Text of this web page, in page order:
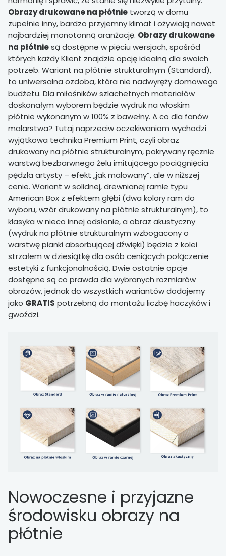
Obrazy drukowane na płótnie tworzą w domu
zupełnie inny, bardzo przyjemny klimat i ożywiają nawet
najbardziej monotonną aranżację. Obrazy drukowane
na płótniesą dostępne w pięciu wersjach, spośród
których każdy Klient znajdzie opcję idealną dla swoich
potrzeb. Wariant na płótnie strukturalnym (Standard),
to uniwersalna ozdoba, która nie nadwyręży domowego
budżetu. Dla miłośników szlachetnych materiałów
doskonałym wyborem będzie wydruk na włoskim
płótnie wykonanym w 100% z bawełny. A co dla fanów
malarstwa? Tutaj naprzeciw oczekiwaniom wychodzi
wyjątkowa technika Premium Print, czyli obraz
drukowany na płótnie strukturalnym, pokrywany ręcznie
warstwą bezbarwnego żelu imitującego pociągnięcia
pędzla artysty – efekt „jak malowany”, ale w niższej
cenie. Wariant w solidnej, drewnianej ramie typu
American Box z efektem głębi (dwa kolory ram do
wyboru, wzór drukowany na płótnie strukturalnym), to
klasyka w nieco innej odsłonie, a obraz akustyczny
(wydruk na płótnie strukturalnym wzbogacony o
warstwę pianki absorbującej dźwięki) będzie z kolei
strzałem w dziesiątkę dla osób ceniących połączenie
estetyki z funkcjonalnością. Dwie ostatnie opcje
dostępne są co prawda dla wybranych rozmiarów
obrazów, jednak do wszystkich wariantów dodajemy
jako GRATIS potrzebną do montażu liczbę haczyków i
gwoździ.
Nowoczesne i przyjazne
środowisku obrazy na
płótnie